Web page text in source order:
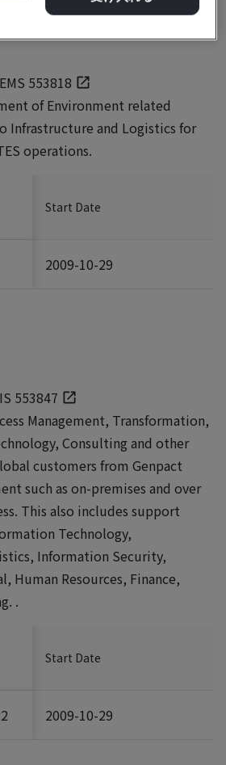
EMS 553818
of Environment related
Infrastructure and Logistics for
operations.
Start Date
2009-10-29
IS 553847
Management, Transformation,
Consulting and other
customers from Genpact
such as on-premises and over
This also includes support
Technology,
Information Security,
Human Resources, Finance,
.
Start Date
2009-10-29